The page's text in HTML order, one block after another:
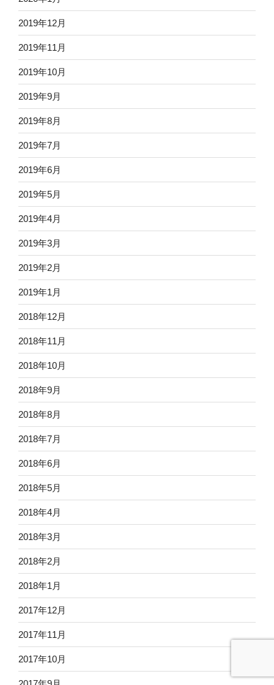
2019年12月
2019年11月
2019年10月
2019年9月
2019年8月
2019年7月
2019年6月
2019年5月
2019年4月
2019年3月
2019年2月
2019年1月
2018年12月
2018年11月
2018年10月
2018年9月
2018年8月
2018年7月
2018年6月
2018年5月
2018年4月
2018年3月
2018年2月
2018年1月
2017年12月
2017年11月
2017年10月